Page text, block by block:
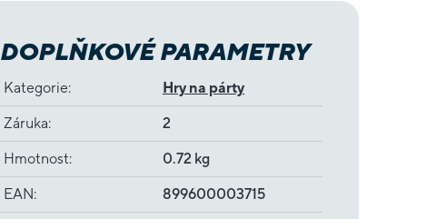
DOPLŇKOVÉ PARAMETRY
Kategorie: Hry na párty
Záruka: 2
Hmotnost: 0.72 kg
EAN: 899600003715